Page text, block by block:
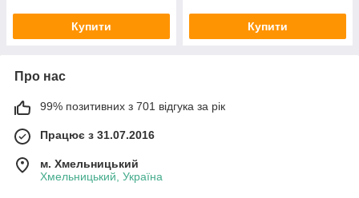
Купити Купити
Про нас
99% позитивних з 701 відгука за рік
Працює з 31.07.2016
м. Хмельницький
Хмельницький, Україна